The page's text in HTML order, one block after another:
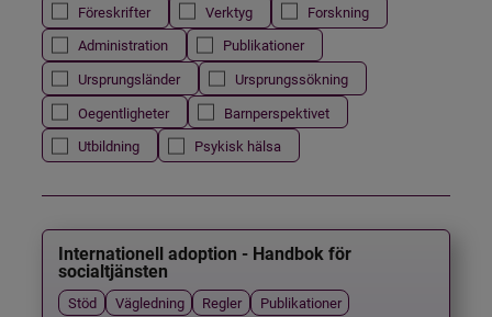
Föreskrifter
Verktyg
Forskning
Administration
Publikationer
Ursprungsländer
Ursprungssökning
Oegentligheter
Barnperspektivet
Utbildning
Psykisk hälsa
Internationell adoption - Handbok för
socialtjänsten
Stöd Vägledning Regler Publikationer